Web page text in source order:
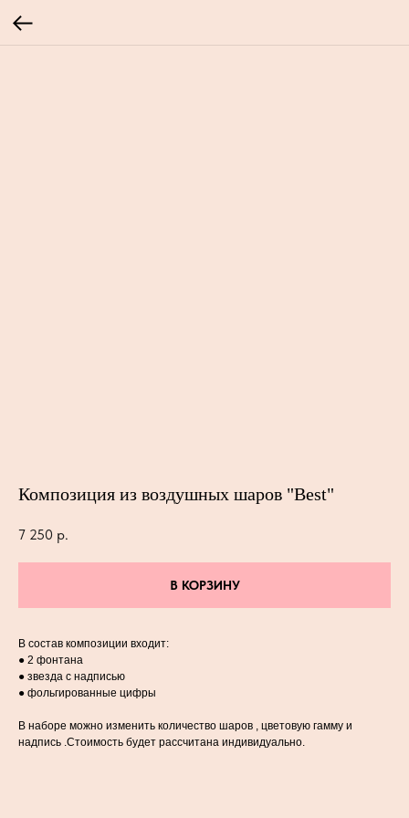
Композиция из воздушных шаров "Best"
7 250 р.
В КОРЗИНУ
В состав композиции входит:
● 2 фонтана
● звезда с надписью
● фольгированные цифры
В наборе можно изменить количество шаров , цветовую гамму и
надпись .Стоимость будет рассчитана индивидуально.